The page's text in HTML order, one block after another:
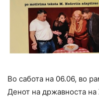
Во сабота на 06.06, во
Денот на државноста на